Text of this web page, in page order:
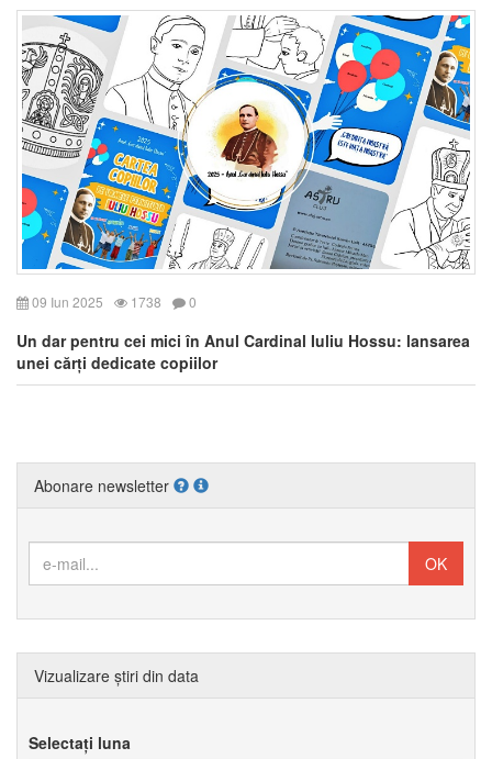
09 Iun 2025 1738 0
Un dar pentru cei mici în Anul Cardinal Iuliu Hossu: lansarea
unei cărți dedicate copiilor
Abonare newsletter
Vizualizare știri din data
Selectați luna